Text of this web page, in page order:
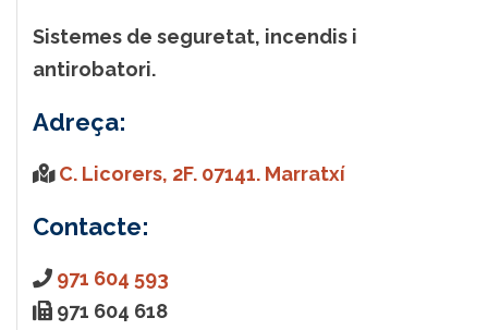
Sistemes de seguretat, incendis i
antirobatori.
Adreça:
C. Licorers, 2F. 07141. Marratxí
Contacte:
971 604 593
971 604 618